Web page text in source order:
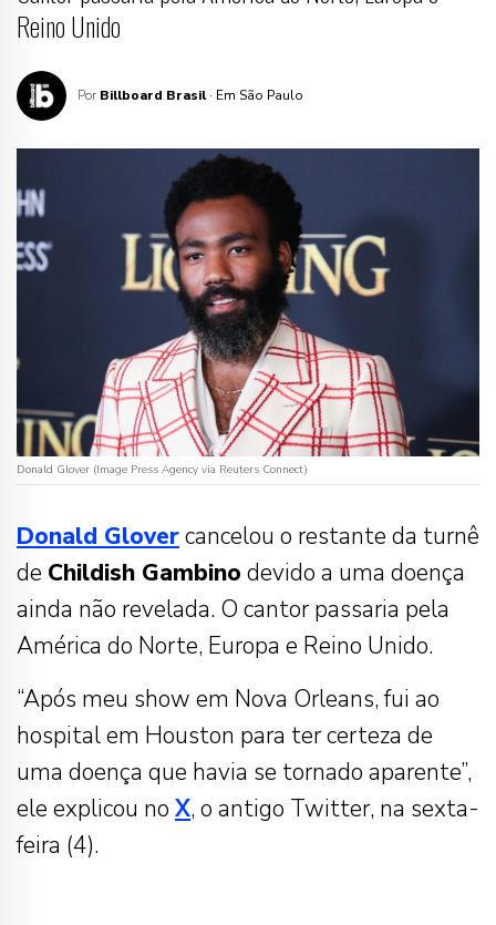
Reino Unido
Por Billboard Brasil · Em São Paulo
Donald Glover (Image Press Agency via Reuters Connect)
Donald Glovercancelou o restante da turnê
de Childish Gambino devido a uma doença
ainda não revelada. O cantor passaria pela
América do Norte, Europa e Reino Unido.
“Após meu show em Nova Orleans, fui ao
hospital em Houston para ter certeza de
uma doença que havia se tornado aparente”,
ele explicou no X, o antigo Twitter, na sexta-
feira (4).